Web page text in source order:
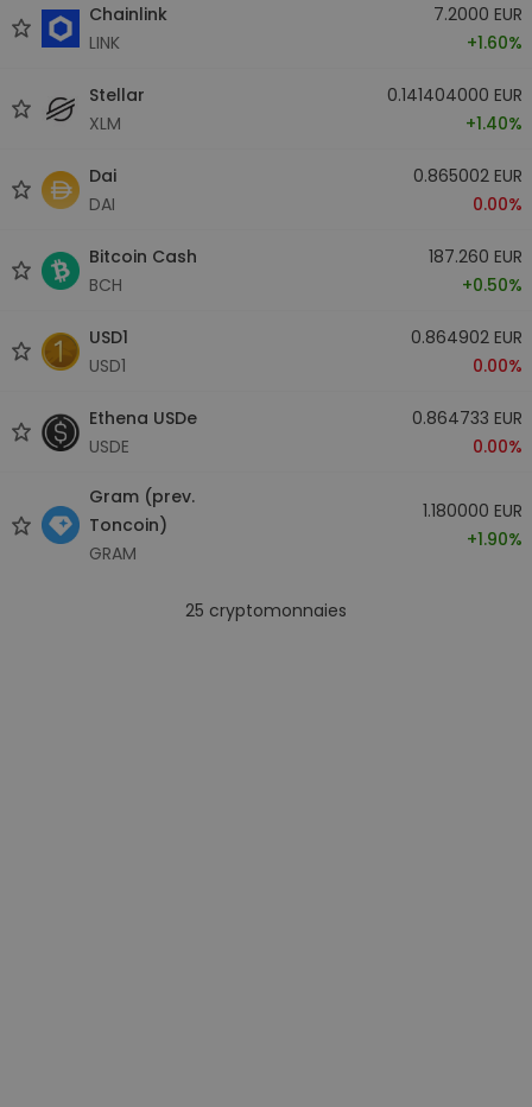
Chainlink
LINK
7.2000 EUR
+1.60%
Stellar
XLM
0.141404000 EUR
+1.40%
Dai
DAI
0.865002 EUR
0.00%
Bitcoin Cash
BCH
187.260 EUR
+0.50%
USD1
USD1
0.864902 EUR
0.00%
Ethena USDe
USDE
0.864733 EUR
0.00%
Gram (prev.
Toncoin)
GRAM
1.180000 EUR
+1.90%
25 cryptomonnaies